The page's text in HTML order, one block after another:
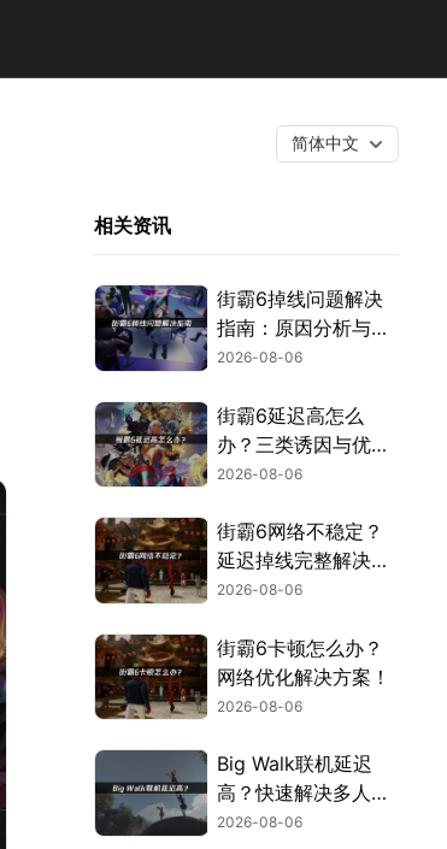
简体中文
相关资讯
街霸6掉线问题解决
指南：原因分析与网
络优化技巧！
2026-08-06
街霸6延迟高怎么
办？三类诱因与优化
解决方案！
2026-08-06
街霸6网络不稳定？
延迟掉线完整解决指
南！
2026-08-06
街霸6卡顿怎么办？
网络优化解决方案！
2026-08-06
Big Walk联机延迟
高？快速解决多人联
机卡顿问题！
2026-08-06